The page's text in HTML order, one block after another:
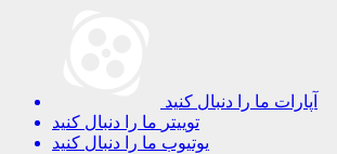
آپارات ما را دنبال کنید
توییتر ما را دنبال کنید
یوتیوب ما را دنبال کنید